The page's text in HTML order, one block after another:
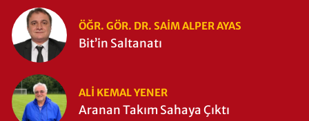
ÖĞR. GÖR. DR. SAIM ALPER AYAS
Bit’in Saltanatı
ALI KEMAL YENER
Aranan Takım Sahaya Çıktı